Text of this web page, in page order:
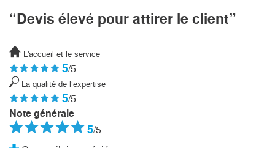
“Devis élevé pour attirer le client”
L'accueil et le service
5/5
La qualité de l’expertise
5/5
Note générale
5/5